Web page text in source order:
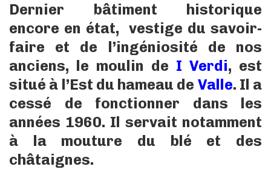
Dernier bâtiment historique
encore en état, vestige du savoir-
faire et de l’ingéniosité de nos
anciens, le moulin de I Verdi, est
situé à l’Est du hameau de Valle. Il a
cessé de fonctionner dans les
années 1960. Il servait notamment
à la mouture du blé et des
châtaignes.